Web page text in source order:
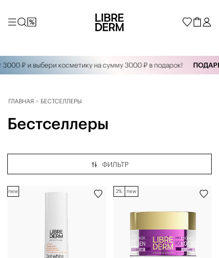
₽ и выбери косметику на сумму 3000 ₽ в подарок!
ГЛАВНАЯ БЕСТСЕЛЛЕРЫ
Бестселлеры
ФИЛЬТР
new 2% new